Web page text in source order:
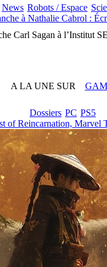
News Robots / Espace
à Nathalie Cabrol :
Carl Sagan à l’Institut
A LA UNE SUR
Dossiers PC PS5
of Reincarnation, Marvel